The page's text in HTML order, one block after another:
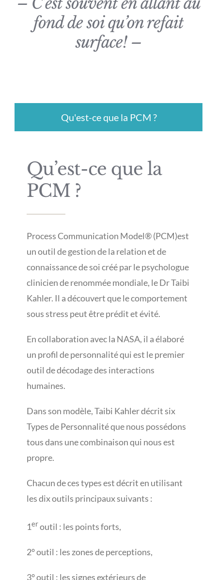
fond de soi qu’on refait
surface! –
Qu'est-ce que la PCM ?
Qu’est-ce que la
PCM ?
Process Communication Model® (PCM)est
un outil de gestion de la relation et de
connaissance de soi créé par le psychologue
clinicien de renommée mondiale, le Dr Taibi
Kahler. Il a découvert que le comportement
sous stress peut être prédit et évité.
En collaboration avec la NASA, il a élaboré
un profil de personnalité qui est le premier
outil de décodage des interactions
humaines.
Dans son modèle, Taibi Kahler décrit six
Types de Personnalité que nous possédons
tous dans une combinaison qui nous est
propre.
Chacun de ces types est décrit en utilisant
les dix outils principaux suivants :
1eroutil : les points forts,
2° outil : les zones de perceptions,
3° outil : les signes extérieurs de